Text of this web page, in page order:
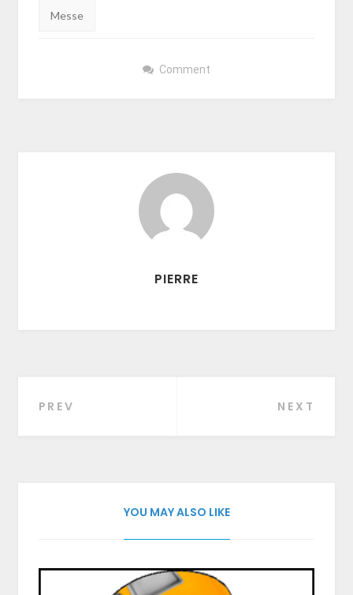
Messe
Comment
PIERRE
Beitragsnavigation
PREV NEXT
YOU MAY ALSO LIKE